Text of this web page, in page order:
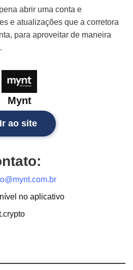
abrir uma conta e
e atualizações que a corretora
para aproveitar de maneira
Mynt
Ir ao site
no aplicativo